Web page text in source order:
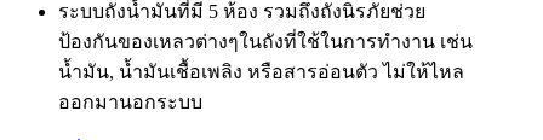
ระบบถังน้ำมันที่มี 5 ห้อง รวมถึงถังนิรภัยช่วย
ป้องกันของเหลวต่างๆในถังที่ใช้ในการทำงาน เช่น
น้ำมัน, น้ำมันเชื้อเพลิง หรือสารอ่อนตัว ไม่ให้ไหล
ออกมานอกระบบ